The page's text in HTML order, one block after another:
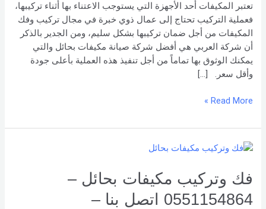
تعتبر المكيفات أحد الأجهزة التي يستوجب الاعتناء بها أثناء تركيبها،
فعملية التركيب تحتاج إلى عمال ذوي خبرة في مجال تركيب وفك
المكيفات من أجل ضمان تركيبها بشكل سليم، ومن الجدير بالذكر
أن شركة العربي هي أفضل شركة صيانة مكيفات بحائل والتي
يمكنك الوثوق بها تماماً من أجل تنفيذ هذه العملية بأعلى جودة
وأقل سعر. […]
Read More »
فك وتركيب مكيفات بحائل –
0551154864 اتصل بنا –
فك
مكيفات
بحائل
–